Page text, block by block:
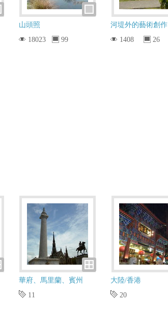
山頭照
18023
99
河堤外的藝術創作
1408
26
華府、馬里蘭、賓州
11
大陸/香港
20